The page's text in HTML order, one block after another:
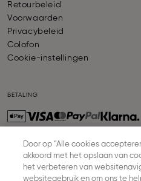
Retourbeleid
Voorwaarden
Privacybeleid
Colofon
Cookie-instellingen
BETALING
VERZENDING
Door op “Alle cookies
akkoord met het opslaan van
het verbeteren van
websitegebruik en om ons te